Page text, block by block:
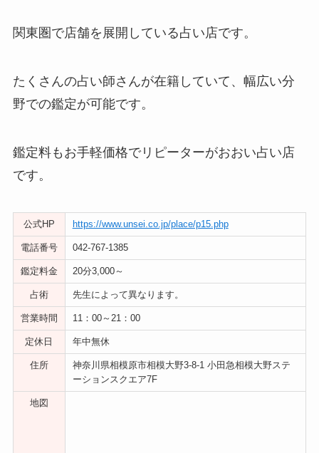
関東圏で店舗を展開している占い店です。
たくさんの占い師さんが在籍していて、幅広い分
野での鑑定が可能です。
鑑定料もお手軽価格でリピーターがおおい占い店
です。
公式HP https://www.unsei.co.jp/place/p15.php
電話番号 042-767-1385
鑑定料金 20分3,000～
占術 先生によって異なります。
営業時間 11：00～21：00
定休日 年中無休
住所
神奈川県相模原市相模大野3-8-1 小田急相模大野ステ
ーションスクエア7F
地図